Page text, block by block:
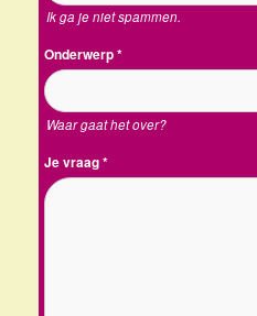
Ik ga je niet spammen.
Onderwerp*
Waar gaat het over?
Je vraag*